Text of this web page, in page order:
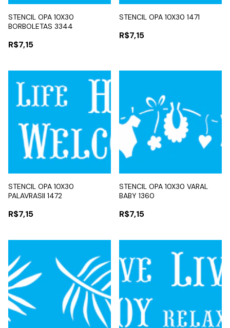
STENCIL OPA 10X30
BORBOLETAS 3344
R$7,15
STENCIL OPA 10X30 1471
R$7,15
STENCIL OPA 10X30
PALAVRASII 1472
R$7,15
STENCIL OPA 10X30 VARAL
BABY 1360
R$7,15